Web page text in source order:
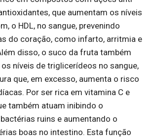
que aumentam os níveis
o HDL, no sangue, prevenindo
do coração, como infarto, arritmia e
disso, o suco da fruta também
níveis de triglicerídeos no sangue,
que, em excesso, aumenta o risco
Por ser rica em vitamina C e
também atuam inibindo o
ruins e aumentando o
boas no intestino. Esta função